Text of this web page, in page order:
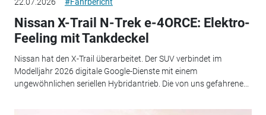
Nissan X-Trail N-Trek e-4ORCE: Elektro-
Feeling mit Tankdeckel
Nissan hat den X-Trail überarbeitet. Der SUV verbindet im
Modelljahr 2026 digitale Google-Dienste mit einem
ungewöhnlichen seriellen Hybridantrieb. Die von uns gefahrene...